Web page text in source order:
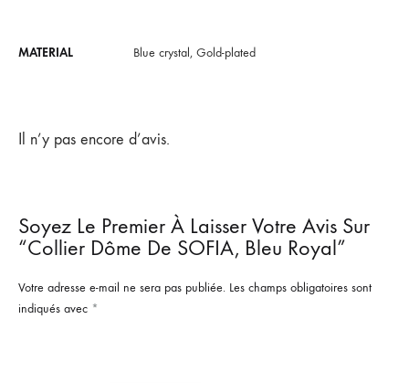
MATERIAL Blue crystal, Gold-plated
Il n’y pas encore d’avis.
Soyez Le Premier À Laisser Votre Avis Sur
“Collier Dôme De SOFIA, Bleu Royal”
Votre adresse e-mail ne sera pas publiée. Les champs obligatoires sont
indiqués avec *